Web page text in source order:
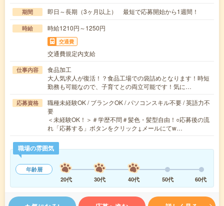
期間 即日～長期（3ヶ月以上） 最短で応募開始から1週間！
時給 時給1210円～1250円
交通費
交通費規定内支給
仕事内容
食品加工
大人気求人が復活！？食品工場での袋詰めとなります！時短
勤務も可能なので、子育てとの両立可能です！気に…
応募資格
職種未経験OK / ブランクOK / パソコンスキル不要 / 英語力不
要
＜未経験OK！＞＃学歴不問＃髪色・髪型自由！○応募後の流
れ「応募する」ボタンをクリック↓メールにてw…
職場の雰囲気
年齢層
20代
30代 40代 50代 60代